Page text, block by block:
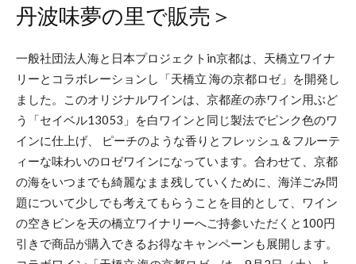
丹波味夢の里で販売＞
一般社団法人海と日本プロジェクトin京都は、天橋立ワイナ
リーとコラボレーションし「天橋立 海の京都ロゼ」を開発し
ました。このオリジナルワインは、京都産の赤ワイン用ぶど
う「セイベル13053」を白ワインと同じ製法でピンク色のワ
インに仕上げ、 ピーチのような香りとフレッシュ＆フルーテ
ィーな味わいのロゼワインになっています。合わせて、京都
の海をいつまでも綺麗なまま残していくために、海洋ごみ問
題について少しでも考えてもらうことを目的として、ワイン
の空きビンを天の橋立ワイナリーへご持参いただくと100円
引きで商品が購入できるお得なキャンペーンも展開します。